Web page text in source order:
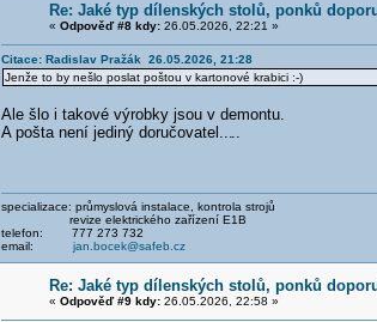
Re: Jaké typ dílenských stolů, ponků
« Odpověď #8 kdy:26.05.2026, 22:21 »
Citace: Radislav Pražák 26.05.2026, 21:28
Jenže to by nešlo poslat poštou v kartonové krabici :-)
Ale šlo i takové výrobky jsou v demontu.
A pošta není jediný doručovatel.....
specializace: průmyslová instalace, kontrola strojů
revize elektrického zařízení E1B
telefon: 777 273 732
email: jan.bocek@safeb.cz
Re: Jaké typ dílenských stolů, ponků
« Odpověď #9 kdy:26.05.2026, 22:58 »